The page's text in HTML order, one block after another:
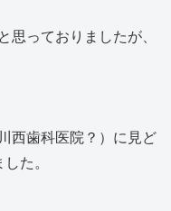
思っておりましたが、
西歯科医院？）に見ど
た。